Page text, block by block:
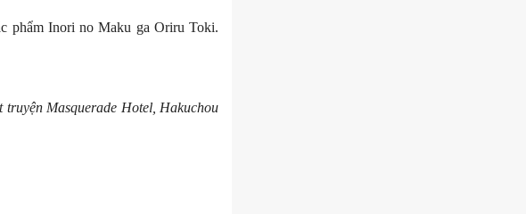
phẩm Inori no Maku ga Oriru Toki.
truyện Masquerade Hotel, Hakuchou